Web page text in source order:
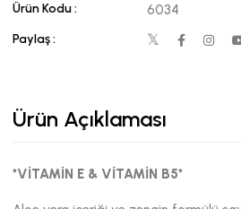
Ürün Kodu : 6034
Paylaş :
Ürün Açıklaması
*VİTAMİN E & VİTAMİN B5*